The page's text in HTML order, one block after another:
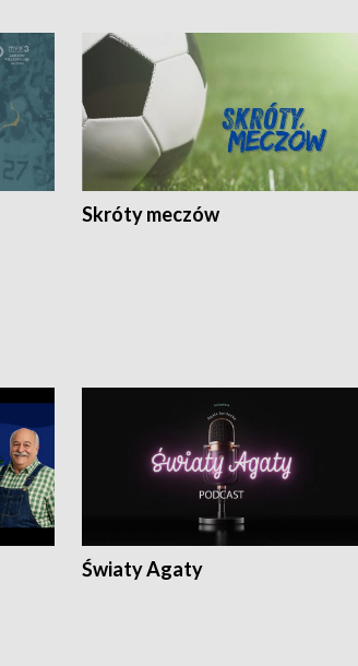
Skróty meczów
Światy Agaty